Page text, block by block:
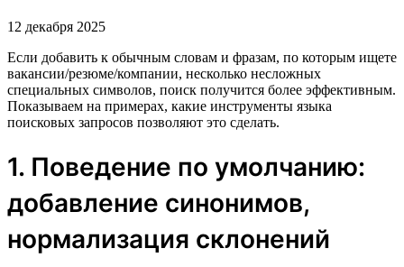
12 декабря 2025
Если добавить к обычным словам и фразам, по которым ищете
вакансии/резюме/компании, несколько несложных
специальных символов, поиск получится более эффективным.
Показываем на примерах, какие инструменты языка
поисковых запросов позволяют это сделать.
1. Поведение по умолчанию:
добавление синонимов,
нормализация склонений